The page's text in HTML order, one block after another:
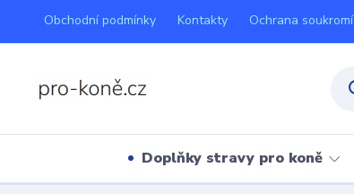
Obchodní podmínky Kontakty Ochrana soukromí
Doplňky stravy pro koně